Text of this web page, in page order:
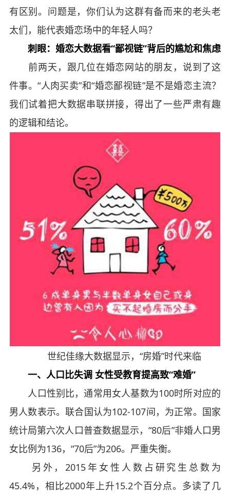
有区别。问题是，你们认为这群有备而来的老头老
太们，能代表婚恋场中的年轻人吗？
刺眼：婚恋大数据看“鄙视链”背后的尴尬和焦虑
前两天，跟几位在婚恋网站的朋友，说到了这
件事。“人肉买卖”和“婚恋鄙视链”是不是婚恋主流？
我们试着把大数据串联拼接，得出了一些严肃有趣
的逻辑和结论。
世纪佳缘大数据显示，“房婚”时代来临
一、人口比失调 女性受教育提高致“难婚”
人口性别比，通常用女人基数为100时所对应的
男人数表示。联合国认为102-107间，为正常。国家
统计局第六次人口普查数据显示，“80后”非婚人口男
女比例为136，“70后”为206。严重失衡。
另外，2015年女性人数占研究生总数为
45.4%，相比2000年上升15.2个百分点。多读了几